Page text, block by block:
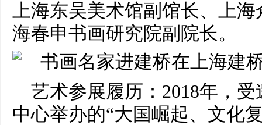
上海东吴美术馆副馆长、上
海春申书画研究院副院长。
艺术参展履历：2018年，
中心举办的“大国崛起、文化